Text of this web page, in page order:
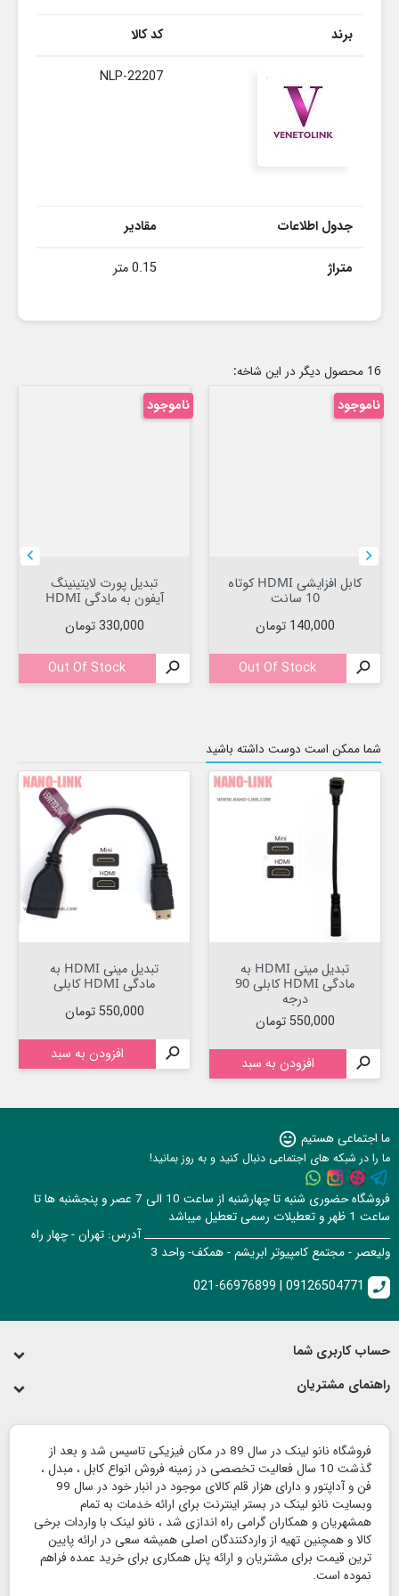
برند کد کالا
NLP-22207
جدول اطلاعات مقادیر
متراژ 0.15 متر
16 محصول دیگر در این شاخه:

کابل افزایشی HDMI کوتاه
10 سانت
قیمت
140,000 تومان

Out Of Stock
ناموجود
تبدیل پورت لایتینینگ
آیفون به مادگی HDMI
قیمت
330,000 تومان

Out Of Stock
ناموجود

شما ممکن است دوست داشته باشید
تبدیل مینی HDMI به
مادگی HDMI کابلی 90
درجه
قیمت
550,000 تومان
 افزودن به سبد
تبدیل مینی HDMI به
مادگی HDMI کابلی
قیمت
550,000 تومان
 افزودن به سبد
ما اجتماعی هستیم sentiment_very_satisfied
ما را در شبکه های اجتماعی دنبال کنید و به روز بمانید!
فروشگاه حضوری شنبه تا چهارشنبه از ساعت 10 الی 7 عصر و پنجشنبه ها تا
ساعت 1 ظهر و تعطیلات رسمی تعطیل میباشد
______________________________________________ آدرس: تهران - چهار راه
ولیعصر - مجتمع کامپیوتر ابریشم - همکف- واحد 3
call
021-66976899 | 09126504771
حساب کاربری شما
راهنمای مشتریان
فروشگاه نانو لینک در سال 89 در مکان فیزیکی تاسیس شد و بعد از
گذشت 10 سال فعالیت تخصصی در زمینه فروش انواع کابل ، مبدل ،
فن و آداپتور و دارای هزار قلم کالای موجود در انبار خود در سال 99
وبسایت نانو لینک در بستر اینترنت برای ارائه خدمات به تمام
همشهریان و همکاران گرامی راه اندازی شد ، نانو لینک با واردات برخی
کالا و همچنین تهیه از واردکنندگان اصلی همیشه سعی در ارائه پایین
ترین قیمت برای مشتریان و ارائه پنل همکاری برای خرید عمده فراهم
نموده است.